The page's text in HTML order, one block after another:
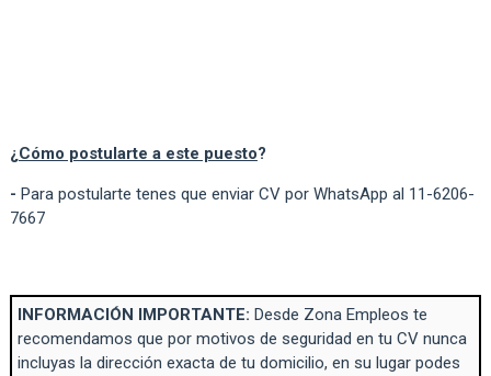
¿ Cómo postularte a este puesto?
- Para postularte tenes que enviar CV por WhatsApp al 11-6206-
7667
INFORMACIÓN IMPORTANTE: Desde Zona Empleos te
recomendamos que por motivos de seguridad en tu CV nunca
incluyas la dirección exacta de tu domicilio, en su lugar podes